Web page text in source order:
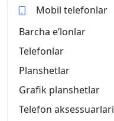
Mobil telefonlar
Barcha eʼlonlar
Telefonlar
Planshetlar
Grafik planshetlar
Telefon aksessuarlari